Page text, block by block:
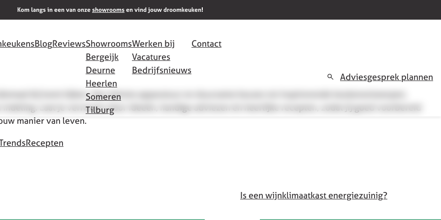
Kom langs in een van onze showrooms en vind jouw droomkeuken!
BlogReviewsShowrooms
Bergeijk
Deurne
Heerlen
Someren
Tilburg
Werken bij
Vacatures
Bedrijfsnieuws
Contact
Adviesgesprek plannen
bij komt kijken. Van slimme apparatuur en duurzame keuzes tot inspirerende keukenontwerpen,
Laat je verrassen door ideeën, handige adviezen én heerlijke recepten, zodat jij goed voorbereid
manier van leven.
Recepten
Is een wijnklimaatkast energiezuinig?